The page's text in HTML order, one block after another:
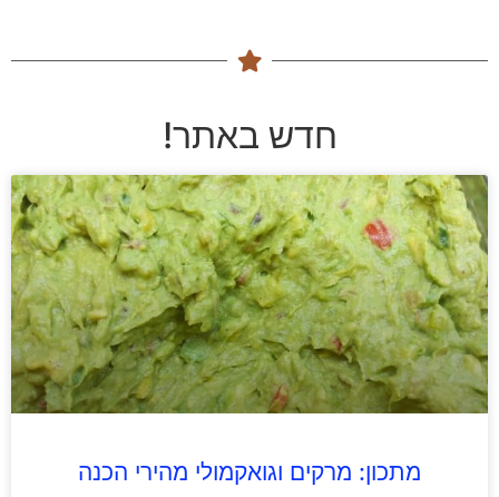
חדש באתר!
מתכון: מרקים וגואקמולי מהירי הכנה